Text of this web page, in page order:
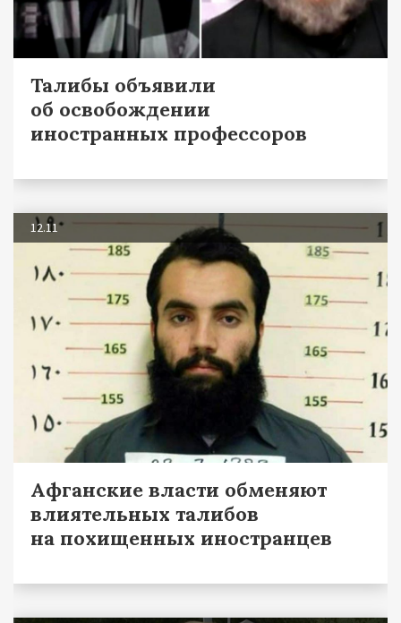
Талибы объявили
об освобождении
иностранных профессоров
12.11
Афганские власти обменяют
влиятельных талибов
на похищенных иностранцев